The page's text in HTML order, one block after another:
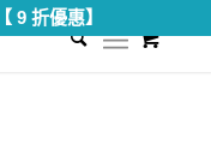
9 折優惠】
潔